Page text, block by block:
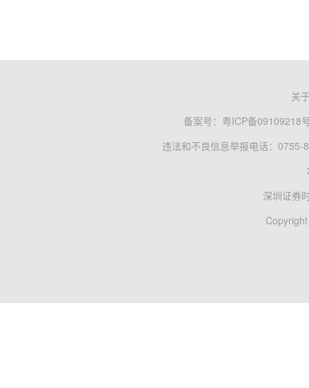
关
备案号： 粤ICP备09109218
违法和不良信息举报电话：0755-
深圳证券